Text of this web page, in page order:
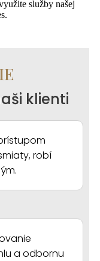
služby našej
klienti
robí
a odbornu